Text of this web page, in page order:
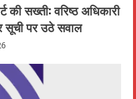
की सख्ती: वरिष्ठ अधिकारी
सूची पर उठे सवाल